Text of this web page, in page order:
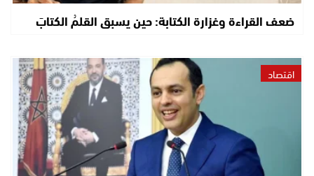
ضعف القراءة وغزارة الكتابة: حين يسبق القلمُ الكتابَ
اقتصاد